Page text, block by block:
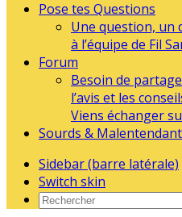
Pose tes Questions
Une question, un
à l’équipe de Fil
Forum
Besoin de
l’avis et les
Viens échanger
Sourds &
Sidebar (barre latérale)
Switch skin